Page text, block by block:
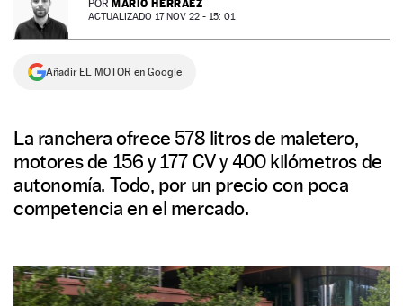
NEWSLETTER
SÍGUENOS
POR MARIO HERRÁEZ
ACTUALIZADO 17 NOV 22 - 15: 01
Añadir EL MOTOR en Google
La ranchera ofrece 578 litros de maletero,
motores de 156 y 177 CV y 400 kilómetros de
autonomía. Todo, por un precio con poca
competencia en el mercado.